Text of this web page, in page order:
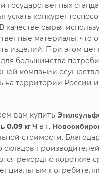
государственных
качестве сырья
материалы, что
изделий. При этом
большинства
компании
на территории России
вам купить
0,09 кг Ч в г.
стоимости.
складов производителей
рекордно короткие